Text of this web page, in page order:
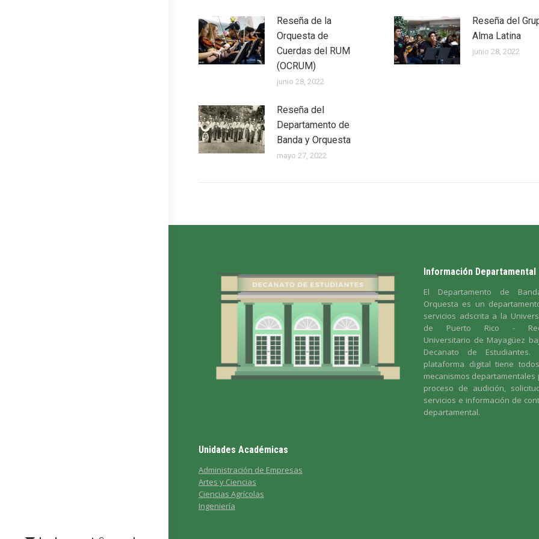
Reseña de la
Orquesta de
Cuerdas del RUM
(OCRUM)
junio 28, 2022
Reseña del
Alma Latina
junio 28, 2022
Reseña del
Departamento de
Banda y Orquesta
mayo 27, 2022
Información Departamental
El Departamento de
Orquesta es un
servicios adscrita a la
de Puerto Rico -
Universitario de Mayagüez
Decanato de Estudiantes.
plataforma digital tiene
mecanismos departamentales
proceso de audición,
servicios e información de
departamental.
Unidades Académicas
Administración de Empresas
Artes y Ciencias
Ciencias Agrícolas
Ingeniería